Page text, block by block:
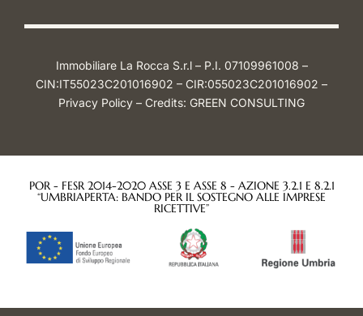
Immobiliare La Rocca S.r.l – P.I. 07109961008 –
CIN:IT55023C201016902 – CIR:055023C201016902 –
Privacy Policy – Credits: GREEN CONSULTING
POR - FESR 2014-2020 ASSE 3 E ASSE 8 - AZIONE 3.2.1 E 8.2.1
“UMBRIAPERTA: BANDO PER IL SOSTEGNO ALLE IMPRESE
RICETTIVE”